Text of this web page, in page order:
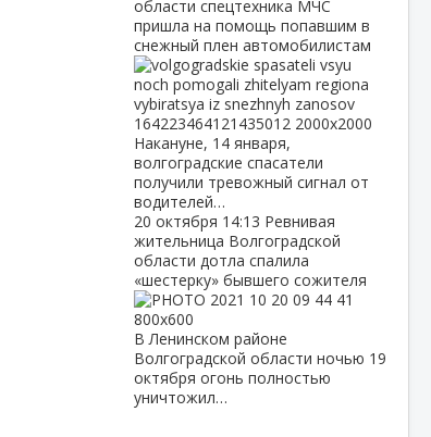
области спецтехника МЧС
пришла на помощь попавшим в
снежный плен автомобилистам
Накануне, 14 января,
волгоградские спасатели
получили тревожный сигнал от
водителей…
20 октября 14:13 Ревнивая
жительница Волгоградской
области дотла спалила
«шестерку» бывшего сожителя
В Ленинском районе
Волгоградской области ночью 19
октября огонь полностью
уничтожил…